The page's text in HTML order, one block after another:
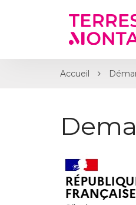
Accueil